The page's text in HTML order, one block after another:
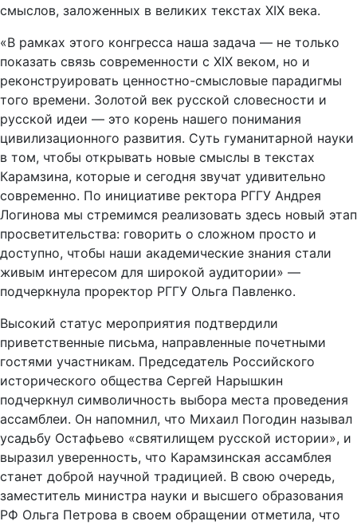
смыслов, заложенных в великих текстах XIX века.
«В рамках этого конгресса наша задача — не только
показать связь современности с XIX веком, но и
реконструировать ценностно-смысловые парадигмы
того времени. Золотой век русской словесности и
русской идеи — это корень нашего понимания
цивилизационного развития. Суть гуманитарной науки
в том, чтобы открывать новые смыслы в текстах
Карамзина, которые и сегодня звучат удивительно
современно. По инициативе ректора РГГУ Андрея
Логинова мы стремимся реализовать здесь новый этап
просветительства: говорить о сложном просто и
доступно, чтобы наши академические знания стали
живым интересом для широкой аудитории» —
подчеркнула проректор РГГУ Ольга Павленко.
Высокий статус мероприятия подтвердили
приветственные письма, направленные почетными
гостями участникам. Председатель Российского
исторического общества Сергей Нарышкин
подчеркнул символичность выбора места проведения
ассамблеи. Он напомнил, что Михаил Погодин называл
усадьбу Остафьево «святилищем русской истории», и
выразил уверенность, что Карамзинская ассамблея
станет доброй научной традицией. В свою очередь,
заместитель министра науки и высшего образования
РФ Ольга Петрова в своем обращении отметила, что